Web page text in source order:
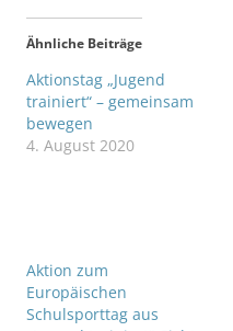
Ähnliche Beiträge
Aktionstag „Jugend
trainiert“ – gemeinsam
bewegen
4. August 2020
Aktion zum
Europäischen
Schulsporttag aus